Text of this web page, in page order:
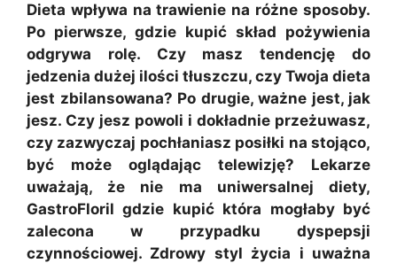
Dieta wpływa na trawienie na różne sposoby.
Po pierwsze, gdzie kupić skład pożywienia
odgrywa rolę. Czy masz tendencję do
jedzenia dużej ilości tłuszczu, czy Twoja dieta
jest zbilansowana? Po drugie, ważne jest, jak
jesz. Czy jesz powoli i dokładnie przeżuwasz,
czy zazwyczaj pochłaniasz posiłki na stojąco,
być może oglądając telewizję? Lekarze
uważają, że nie ma uniwersalnej diety,
GastroFloril gdzie kupić która mogłaby być
zalecona w przypadku dyspepsji
czynnościowej. Zdrowy styl życia i uważna